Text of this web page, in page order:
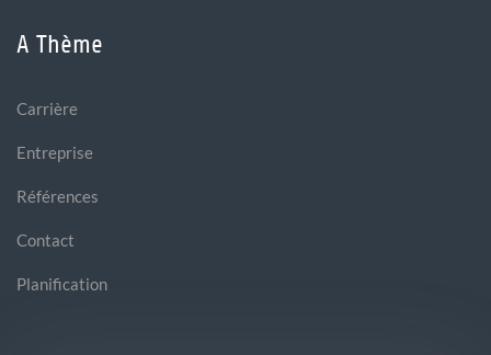
A Thème
Carrière
Entreprise
Références
Contact
Planification